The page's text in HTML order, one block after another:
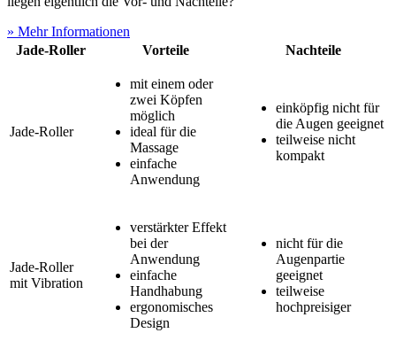
» Mehr Informationen
Jade-Roller
Vorteile Nachteile
Jade-Roller
mit einem oder
zwei Köpfen
möglich
ideal für die
Massage
einfache
Anwendung
einköpfig nicht für
die Augen geeignet
teilweise nicht
kompakt
Jade-Roller
mit Vibration
verstärkter Effekt
bei der
Anwendung
einfache
Handhabung
ergonomisches
Design
nicht für die
Augenpartie
geeignet
teilweise
hochpreisiger